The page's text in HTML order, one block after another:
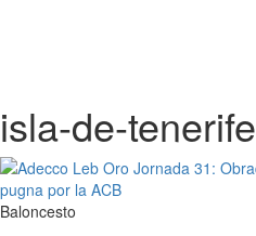
isla-de-tenerife
Baloncesto